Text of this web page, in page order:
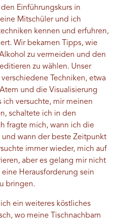
Einführungskurs in
Mitschüler und ich
kennen und erfuhren,
Wir bekamen Tipps, wie
zu vermeiden und den
zu wählen. Unser
Techniken, etwa
und die Visualisierung
versuchte, mir meinen
schaltete ich in den
fragte mich, wann ich die
wann der beste Zeitpunkt
immer wieder, mich auf
aber es gelang mir nicht
Herausforderung sein
bringen.
ein weiteres köstliches
wo meine Tischnachbarn